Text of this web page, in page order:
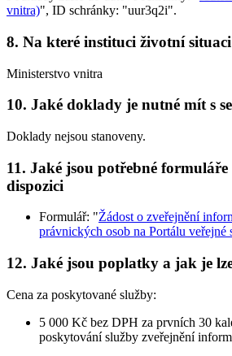
vnitra)", ID schránky: "uur3q2i".
8. Na které instituci životní
Ministerstvo vnitra
10. Jaké doklady je nutné mít s
Doklady nejsou stanoveny.
11. Jaké jsou potřebné
dispozici
Formulář: "Žádost o zveřejnění
právnických osob na Portálu veřejné
12. Jaké jsou poplatky a jak je
Cena za poskytované služby:
5 000 Kč bez DPH za prvních 30
poskytování služby zveřejnění